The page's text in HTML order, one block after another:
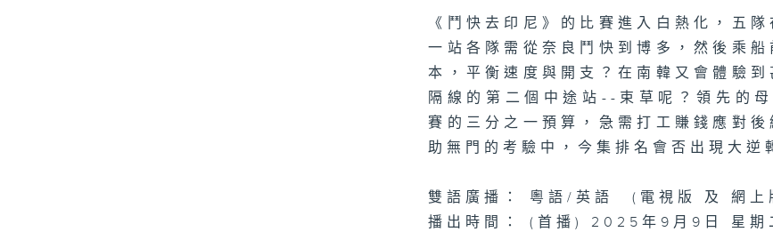
《鬥快去印尼》的比賽進入白熱化，五
一站各隊需從奈良鬥快到博多，然後乘
本，平衡速度與開支？在南韓又會體驗
隔線的第二個中途站--束草呢？領先的
賽的三分之一預算，急需打工賺錢應對
助無門的考驗中，今集排名會否出現大逆
雙語廣播： 粵語/英語 (電視版 及 網上
播出時間： (首播) 2025年9月9日 星期